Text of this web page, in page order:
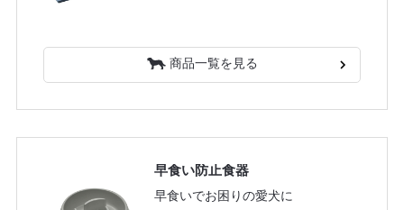
商品一覧を見る
早食い防止食器
早食いでお困りの愛犬に